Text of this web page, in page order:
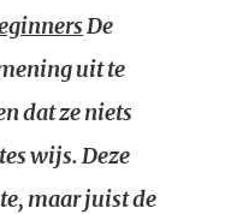
De
uit te
dat ze niets
wijs. Deze
maar juist de